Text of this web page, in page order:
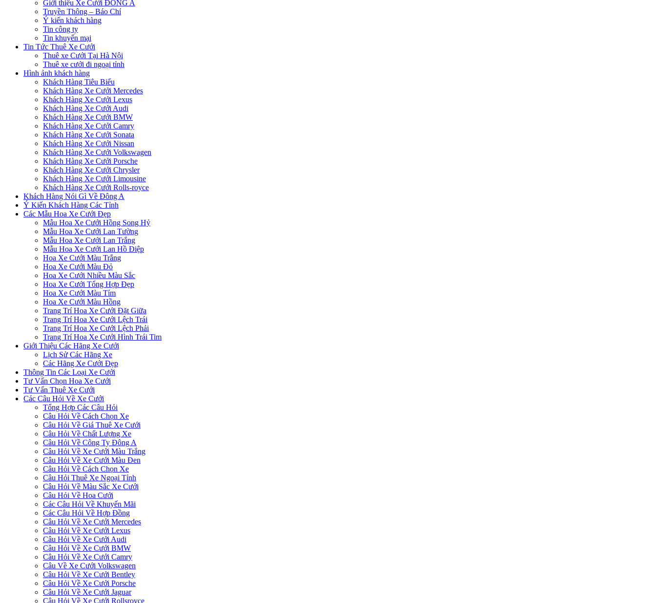
Giới thiệu Xe Cưới ĐÔNG A
Truyền Thông – Báo Chí
Ý kiến khách hàng
Tin công ty
Tin khuyến mại
Tin Tức Thuê Xe Cưới
Thuê xe Cưới Tại Hà Nội
Thuê xe cưới đi ngoại tỉnh
Hình ảnh khách hàng
Khách Hàng Tiêu Biểu
Khách Hàng Xe Cưới Mercedes
Khách Hàng Xe Cưới Lexus
Khách Hàng Xe Cưới Audi
Khách Hàng Xe Cưới BMW
Khách Hàng Xe Cưới Camry
Khách Hàng Xe Cưới Sonata
Khách Hàng Xe Cưới Nissan
Khách Hàng Xe Cưới Volkswagen
Khách Hàng Xe Cưới Porsche
Khách Hàng Xe Cưới Chrysler
Khách Hàng Xe Cưới Limousine
Khách Hàng Xe Cưới Rolls-royce
Khách Hàng Nói Gì Về Đông A
Ý Kiến Khách Hàng Các Tỉnh
Các Mẫu Hoa Xe Cưới Đẹp
Mẫu Hoa Xe Cưới Hồng Song Hỷ
Mẫu Hoa Xe Cưới Lan Tường
Mẫu Hoa Xe Cưới Lan Trắng
Mẫu Hoa Xe Cưới Lan Hồ Điệp
Hoa Xe Cưới Màu Trắng
Hoa Xe Cưới Màu Đỏ
Hoa Xe Cưới Nhiều Màu Sắc
Hoa Xe Cưới Tổng Hợp Đẹp
Hoa Xe Cưới Màu Tím
Hoa Xe Cưới Màu Hồng
Trang Trí Hoa Xe Cưới Đặt Giữa
Trang Trí Hoa Xe Cưới Lệch Trái
Trang Trí Hoa Xe Cưới Lệch Phải
Trang Trí Hoa Xe Cưới Hình Trái Tim
Giới Thiệu Các Hãng Xe Cưới
Lịch Sử Các Hãng Xe
Các Hãng Xe Cưới Đẹp
Thông Tin Các Loại Xe Cưới
Tư Vấn Chọn Hoa Xe Cưới
Tư Vấn Thuê Xe Cưới
Các Câu Hỏi Về Xe Cưới
Tổng Hợp Các Câu Hỏi
Câu Hỏi Về Cách Chọn Xe
Câu Hỏi Về Giá Thuê Xe Cưới
Câu Hỏi Về Chất Lượng Xe
Câu Hỏi Về Công Ty Đông A
Câu Hỏi Về Xe Cưới Màu Trắng
Câu Hỏi Về Xe Cưới Màu Đen
Câu Hỏi Về Cách Chọn Xe
Câu Hỏi Thuê Xe Ngoại Tỉnh
Câu Hỏi Về Màu Sắc Xe Cưới
Câu Hỏi Về Hoa Cưới
Các Câu Hỏi Về Khuyến Mãi
Các Câu Hỏi Về Hợp Đồng
Câu Hỏi Về Xe Cưới Mercedes
Câu Hỏi Về Xe Cưới Lexus
Câu Hỏi Về Xe Cưới Audi
Câu Hỏi Về Xe Cưới BMW
Câu Hỏi Về Xe Cưới Camry
Câu Về Xe Cưới Volkswagen
Câu Hỏi Về Xe Cưới Bentley
Câu Hỏi Về Xe Cưới Porsche
Câu Hỏi Về Xe Cưới Jaguar
Câu Hỏi Về Xe Cưới Rollsroyce